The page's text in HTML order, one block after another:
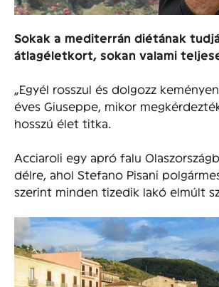
Sokak a mediterrán diétának
átlagéletkort, sokan valami
„Egyél rosszul és dolgozz
éves Giuseppe, mikor
hosszú élet titka.
Acciaroli egy apró falu
délre, ahol Stefano Pisani
szerint minden tizedik lakó elmúlt